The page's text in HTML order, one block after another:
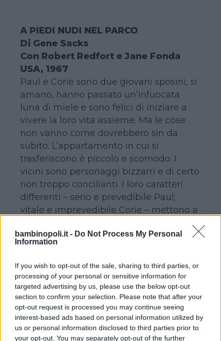
bambinopoli.it - Do Not Process My Personal
Information
If you wish to opt-out of the sale, sharing to third parties, or
processing of your personal or sensitive information for
targeted advertising by us, please use the below opt-out
section to confirm your selection. Please note that after your
opt-out request is processed you may continue seeing
interest-based ads based on personal information utilized by
us or personal information disclosed to third parties prior to
your opt-out. You may separately opt-out of the further
A PIEDI NUDI NEL PARCO
Di Gene Sacks
Con Robert Redfort e Jane Fonda
USA, 1967
Paul e Corie sono due giovani sposini, si
amano, hanno passato un’infuocata
luna di miele e sono felici di iniziare a
vivere la loro vita assieme. Ma le cose
non vanno come dovrebbero sin da
subito. L’appartamento in cui si
trasferiscono è piccolo e scomodo. I
vicini sono personaggi bizzarri e di certo
non troppo concilianti. I loro caratteri
differenti – serio e prevedibile Paul;
vitale e imprevedibile Corie – mettono a
trovare un punto di incontro nella loro
vita e ritrovarsi insieme a piedi nudi nel
parco?
IL DIARIO DI BRIDGET JONES
Di Sharon Maguire
Con Renée Zellweger, Hugh Grant e
Colin Firth